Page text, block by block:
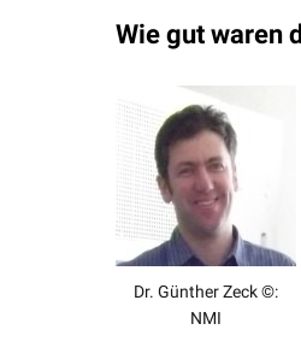
Wie gut waren
Dr. Günther Zeck ©:
NMI